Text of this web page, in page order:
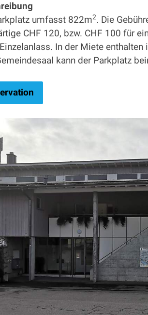
umfasst 822m2. Die
CHF 120, bzw. CHF 100 für
In der Miete
kann der Parkplatz